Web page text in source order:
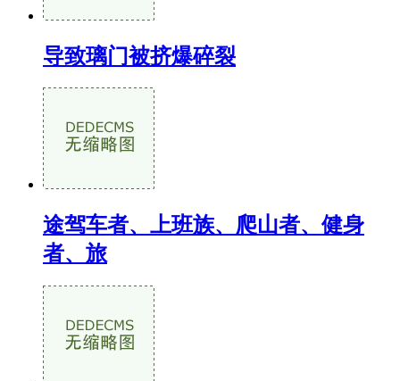
导致璃门被挤爆碎裂
途驾车者、上班族、爬山者、健身
者、旅